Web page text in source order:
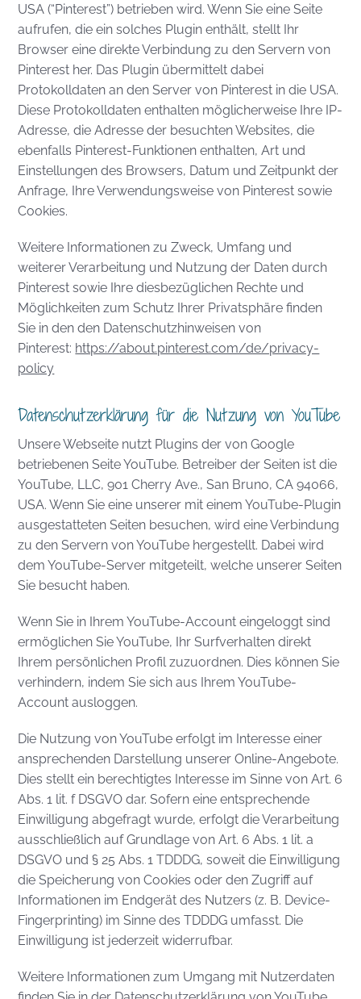
USA (“Pinterest”) betrieben wird. Wenn Sie eine Seite
aufrufen, die ein solches Plugin enthält, stellt Ihr
Browser eine direkte Verbindung zu den Servern von
Pinterest her. Das Plugin übermittelt dabei
Protokolldaten an den Server von Pinterest in die USA.
Diese Protokolldaten enthalten möglicherweise Ihre IP-
Adresse, die Adresse der besuchten Websites, die
ebenfalls Pinterest-Funktionen enthalten, Art und
Einstellungen des Browsers, Datum und Zeitpunkt der
Anfrage, Ihre Verwendungsweise von Pinterest sowie
Cookies.
Weitere Informationen zu Zweck, Umfang und
weiterer Verarbeitung und Nutzung der Daten durch
Pinterest sowie Ihre diesbezüglichen Rechte und
Möglichkeiten zum Schutz Ihrer Privatsphäre finden
Sie in den den Datenschutzhinweisen von
Pinterest: https://about.pinterest.com/de/privacy-
policy
Datenschutzerklärung für die Nutzung von YouTube
Unsere Webseite nutzt Plugins der von Google
betriebenen Seite YouTube. Betreiber der Seiten ist die
YouTube, LLC, 901 Cherry Ave., San Bruno, CA 94066,
USA. Wenn Sie eine unserer mit einem YouTube-Plugin
ausgestatteten Seiten besuchen, wird eine Verbindung
zu den Servern von YouTube hergestellt. Dabei wird
dem YouTube-Server mitgeteilt, welche unserer Seiten
Sie besucht haben.
Wenn Sie in Ihrem YouTube-Account eingeloggt sind
ermöglichen Sie YouTube, Ihr Surfverhalten direkt
Ihrem persönlichen Profil zuzuordnen. Dies können Sie
verhindern, indem Sie sich aus Ihrem YouTube-
Account ausloggen.
Die Nutzung von YouTube erfolgt im Interesse einer
ansprechenden Darstellung unserer Online-Angebote.
Dies stellt ein berechtigtes Interesse im Sinne von Art. 6
Abs. 1 lit. f DSGVO dar. Sofern eine entsprechende
Einwilligung abgefragt wurde, erfolgt die Verarbeitung
ausschließlich auf Grundlage von Art. 6 Abs. 1 lit. a
DSGVO und § 25 Abs. 1 TDDDG, soweit die Einwilligung
die Speicherung von Cookies oder den Zugriff auf
Informationen im Endgerät des Nutzers (z. B. Device-
Fingerprinting) im Sinne des TDDDG umfasst. Die
Einwilligung ist jederzeit widerrufbar.
Weitere Informationen zum Umgang mit Nutzerdaten